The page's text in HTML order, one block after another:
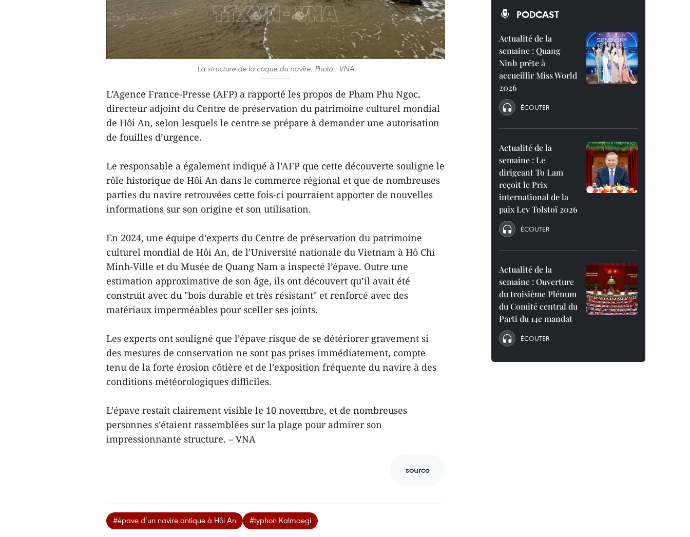
La structure de la coque du navire. Photo : VNA
L’Agence France-Presse (AFP) a rapporté les propos de Pham Phu Ngoc,
directeur adjoint du Centre de préservation du patrimoine culturel mondial
de Hôi An, selon lesquels le centre se prépare à demander une autorisation
de fouilles d’urgence.
Le responsable a également indiqué à l’AFP que cette découverte souligne le
rôle historique de Hôi An dans le commerce régional et que de nombreuses
parties du navire retrouvées cette fois-ci pourraient apporter de nouvelles
informations sur son origine et son utilisation.
En 2024, une équipe d’experts du Centre de préservation du patrimoine
culturel mondial de Hôi An, de l’Université nationale du Vietnam à Hô Chi
Minh-Ville et du Musée de Quang Nam a inspecté l’épave. Outre une
estimation approximative de son âge, ils ont découvert qu’il avait été
construit avec du "bois durable et très résistant" et renforcé avec des
matériaux imperméables pour sceller ses joints.
Les experts ont souligné que l’épave risque de se détériorer gravement si
des mesures de conservation ne sont pas prises immédiatement, compte
tenu de la forte érosion côtière et de l’exposition fréquente du navire à des
conditions météorologiques difficiles.
L’épave restait clairement visible le 10 novembre, et de nombreuses
personnes s’étaient rassemblées sur la plage pour admirer son
impressionnante structure. – VNA
source
#épave d’un navire antique à Hôi An #typhon Kalmaegi
PODCAST
Actualité de la
semaine : Quang
Ninh prête à
accueillir Miss World
2026
ÉCOUTER
Actualité de la
semaine : Le
dirigeant To Lam
reçoit le Prix
international de la
paix Lev Tolstoï 2026
ÉCOUTER
Actualité de la
semaine : Ouverture
du troisième Plénum
du Comité central du
Parti du 14e mandat
ÉCOUTER